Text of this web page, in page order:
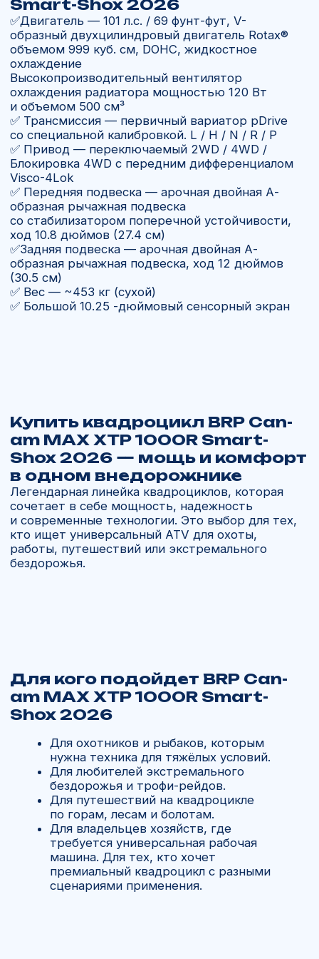
Купить квадроцикл BRPCan-
аm МАХ XТP 1000R Smаrt-
Shox 2026— мощь и комфорт
в одном внедорожнике
Легендарная линейка квадроциклов, которая
сочетает в себе мощность, надежность
и современные технологии. Это выбор для тех,
кто ищет универсальный ATV для охоты,
работы, путешествий или экстремального
бездорожья.
Для кого подойдет BRPCan-
аm МАХ XТP 1000R Smаrt-
Shox 2026
Для охотников и рыбаков, которым
нужна техника для тяжёлых условий.
Для любителей экстремального
бездорожья и трофи-рейдов.
Для путешествий на квадроцикле
по горам, лесам и болотам.
Купить BRP Can-Am Outlander
в России
В «Ямал Мото» вы можете купить квадроцикл
для любых целей. Мы предлагаем доставку
напрямую от официальных дилеров BRP
из США и Канады с полной таможенной
очисткой и гарантией под ключ.
Почему выбирают нас:
Работаем с 2013 года, более 11 лет
на рынке.
Доставляем технику BRP под заказ за 21
Часто задаваемые
вопросы о квадроцикле BRP
Can-Am Outlander